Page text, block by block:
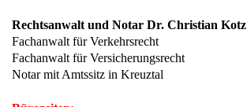
Rechtsanwalt und Notar Dr. Christian Kotz
Fachanwalt für Verkehrsrecht
Fachanwalt für Versicherungsrecht
Notar mit Amtssitz in Kreuztal